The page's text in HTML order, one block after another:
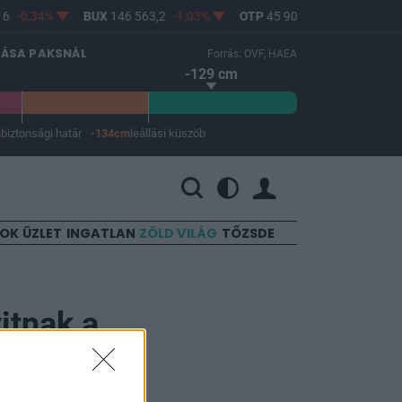
-0,34% BUX146 563,2 -1,03% OTP 45 900
PAKSNÁL Forrás: OVF, HAEA
-129 cm
biztonsági határ -134cm leállási küszöb
ÜZLET INGATLAN ZÖLD VILÁG TŐZSDE
a